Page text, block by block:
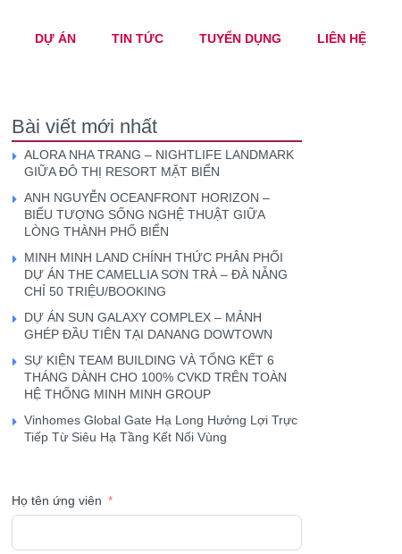
DỰ ÁN TIN TỨC TUYỂN DỤNG LIÊN HỆ
Bài viết mới nhất
ALORA NHA TRANG – NIGHTLIFE LANDMARK
GIỮA ĐÔ THỊ RESORT MẶT BIỂN
ANH NGUYỄN OCEANFRONT HORIZON –
BIỂU TƯỢNG SỐNG NGHỆ THUẬT GIỮA
LÒNG THÀNH PHỐ BIỂN
MINH MINH LAND CHÍNH THỨC PHÂN PHỐI
DỰ ÁN THE CAMELLIA SƠN TRÀ – ĐÀ NẴNG
CHỈ 50 TRIỆU/BOOKING
DỰ ÁN SUN GALAXY COMPLEX – MẢNH
GHÉP ĐẦU TIÊN TẠI DANANG DOWTOWN
SỰ KIỆN TEAM BUILDING VÀ TỔNG KẾT 6
THÁNG DÀNH CHO 100% CVKD TRÊN TOÀN
HỆ THỐNG MINH MINH GROUP
Vinhomes Global Gate Hạ Long Hưởng Lợi Trực
Tiếp Từ Siêu Hạ Tầng Kết Nối Vùng
Họ tên ứng viên